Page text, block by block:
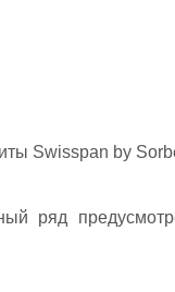
Swisspan by
ряд